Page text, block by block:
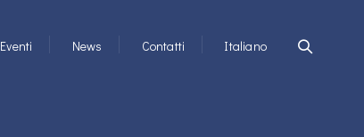
Eventi News Contatti Italiano